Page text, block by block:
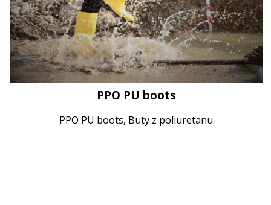
PPO PU boots
PPO PU boots, Buty z poliuretanu